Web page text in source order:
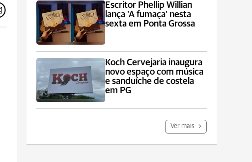
Escritor Phellip Willian
lança 'A fumaça' nesta
sexta em Ponta Grossa
Koch Cervejaria inaugura
novo espaço com música
e sanduíche de costela
em PG
Ver mais